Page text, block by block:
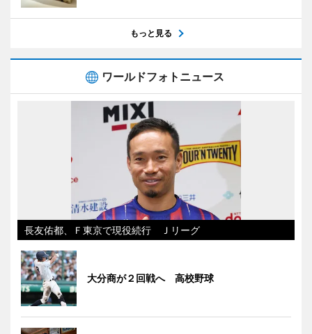
もっと見る
ワールドフォトニュース
長友佑都、Ｆ東京で現役続行 Ｊリーグ
大分商が２回戦へ 高校野球